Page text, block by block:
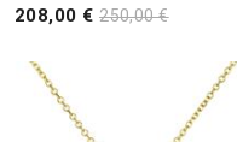
208,00 €250,00 €